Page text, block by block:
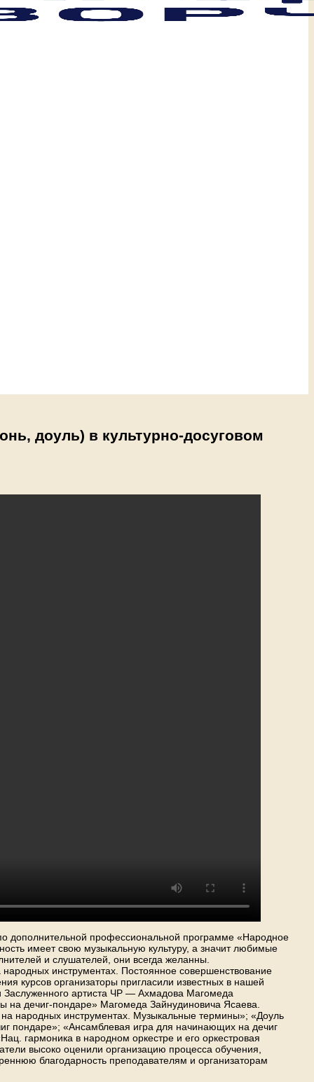
доуль) в культурно-досуговом
дополнительной профессиональной программе «Народное
имеет свою музыкальную культуру, а значит любимые
и слушателей, они всегда желанны.
инструментах. Постоянное совершенствование
курсов организаторы пригласили известных в нашей
Заслуженного артиста ЧР — Ахмадова Магомеда
на дечиг-пондаре» Магомеда Зайнудиновича Ясаева.
народных инструментах. Музыкальные термины»; «Доуль
пондаре»; «Ансамблевая игра для начинающих на дечиг
гармоника в народном оркестре и его оркестровая
высоко оценили организацию процесса обучения,
благодарность преподавателям и организаторам